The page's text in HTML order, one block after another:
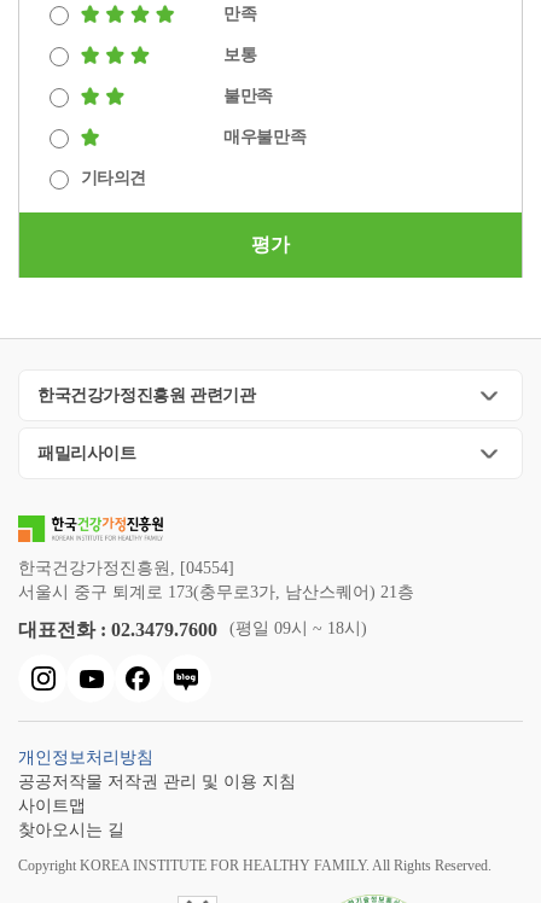
만족
보통
불만족
매우불만족
기타의견
평가
한국건강가정진흥원 관련기관
패밀리사이트
한국건강가정진흥원, [04554]
서울시 중구 퇴계로 173(충무로3가, 남산스퀘어) 21층
대표전화 : 02.3479.7600 (평일 09시 ~ 18시)
개인정보처리방침
공공저작물 저작권 관리 및 이용 지침
사이트맵
찾아오시는 길
Copyright KOREA INSTITUTE FOR HEALTHY FAMILY. All Rights Reserved.